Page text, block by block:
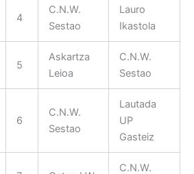
4
C.N.W.
Sestao
Lauro
Ikastola
5
Askartza
Leioa
C.N.W.
Sestao
6
C.N.W.
Sestao
Lautada
UP
Gasteiz
C.N.W.